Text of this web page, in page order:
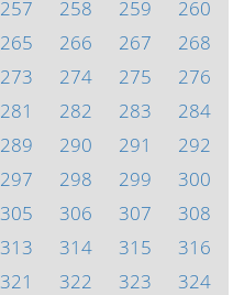
257 258 259
260
265 266 267
268
273 274 275
276
281 282 283
284
289 290 291
292
297 298 299
300
305 306 307
308
313 314 315
316
321 322 323
324